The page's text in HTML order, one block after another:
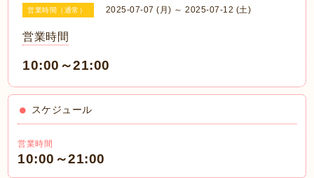
営業時間（通常） 2025-07-07 (月) ～ 2025-07-12 (土)
営業時間
10:00～21:00
スケジュール
営業時間
10:00～21:00